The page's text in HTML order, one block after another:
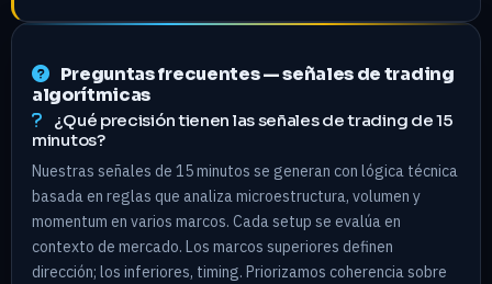
Preguntas frecuentes — señales de trading
algorítmicas
¿Qué precisión tienen las señales de trading de 15
minutos?
Nuestras señales de 15 minutos se generan con lógica técnica
basada en reglas que analiza microestructura, volumen y
momentum en varios marcos. Cada setup se evalúa en
contexto de mercado. Los marcos superiores definen
dirección; los inferiores, timing. Priorizamos coherencia sobre